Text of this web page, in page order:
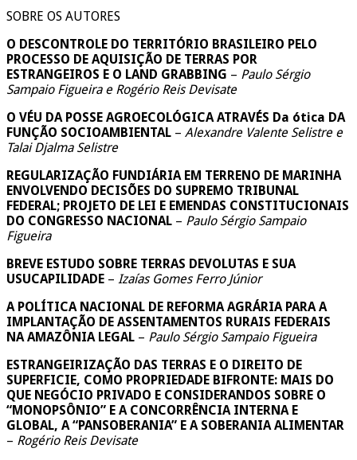
SOBRE OS AUTORES
O DESCONTROLE DO TERRITÓRIO BRASILEIRO PELO
PROCESSO DE AQUISIÇÃO DE TERRAS POR
ESTRANGEIROS E O LAND GRABBING – Paulo Sérgio
Sampaio Figueira e Rogério Reis Devisate
O VÉU DA POSSE AGROECOLÓGICA ATRAVÉS Da ótica DA
FUNÇÃO SOCIOAMBIENTAL – Alexandre Valente Selistre e
Talai Djalma Selistre
REGULARIZAÇÃO FUNDIÁRIA EM TERRENO DE MARINHA
ENVOLVENDO DECISÕES DO SUPREMO TRIBUNAL
FEDERAL; PROJETO DE LEI E EMENDAS CONSTITUCIONAIS
DO CONGRESSO NACIONAL – Paulo Sérgio Sampaio
Figueira
BREVE ESTUDO SOBRE TERRAS DEVOLUTAS E SUA
USUCAPILIDADE – Izaías Gomes Ferro Júnior
A POLÍTICA NACIONAL DE REFORMA AGRÁRIA PARA A
IMPLANTAÇÃO DE ASSENTAMENTOS RURAIS FEDERAIS
NA AMAZÔNIA LEGAL – Paulo Sérgio Sampaio Figueira
ESTRANGEIRIZAÇÃO DAS TERRAS E O DIREITO DE
SUPERFICIE, COMO PROPRIEDADE BIFRONTE: MAIS DO
QUE NEGÓCIO PRIVADO E CONSIDERANDOS SOBRE O
“MONOPSÔNIO” E A CONCORRÊNCIA INTERNA E
GLOBAL, A “PANSOBERANIA” E A SOBERANIA ALIMENTAR
– Rogério Reis Devisate